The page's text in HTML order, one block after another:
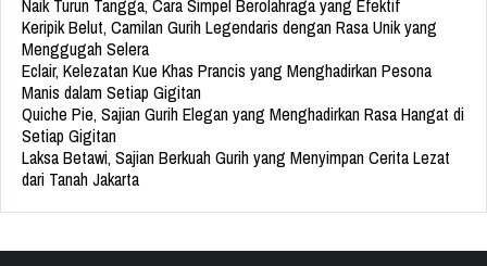
Naik Turun Tangga, Cara Simpel Berolahraga yang Efektif
Keripik Belut, Camilan Gurih Legendaris dengan Rasa Unik yang
Menggugah Selera
Eclair, Kelezatan Kue Khas Prancis yang Menghadirkan Pesona
Manis dalam Setiap Gigitan
Quiche Pie, Sajian Gurih Elegan yang Menghadirkan Rasa Hangat di
Setiap Gigitan
Laksa Betawi, Sajian Berkuah Gurih yang Menyimpan Cerita Lezat
dari Tanah Jakarta